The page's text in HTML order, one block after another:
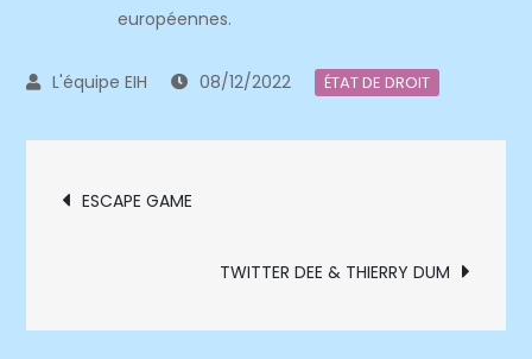
européennes.
08/12/2022 ÉTAT DE DROIT
Navigation
l’article
ESCAPE GAME
TWITTER DEE & THIERRY DUM